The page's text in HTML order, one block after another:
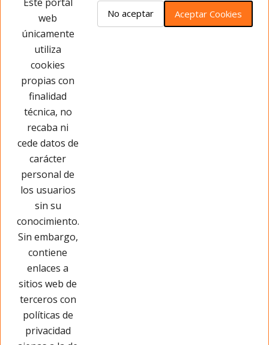
Este producto no tiene opiniones ¡Sé
Páginas Legales
web
únicamente
utiliza
cookies
propias con
finalidad
técnica, no
recaba ni
cede datos de
carácter
personal de
los usuarios
sin su
conocimiento.
Sin embargo,
contiene
enlaces a
sitios web de
terceros con
políticas de
privacidad
Aceptar Cookies
No aceptar